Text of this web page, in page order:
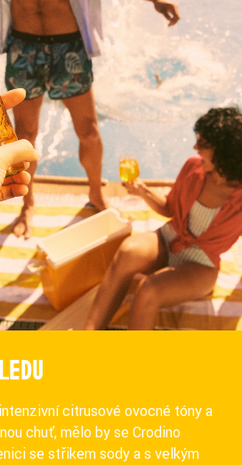
citrusové ovocné tóny a
chuť, mělo by se Crodino
se střikem sody a s velkým